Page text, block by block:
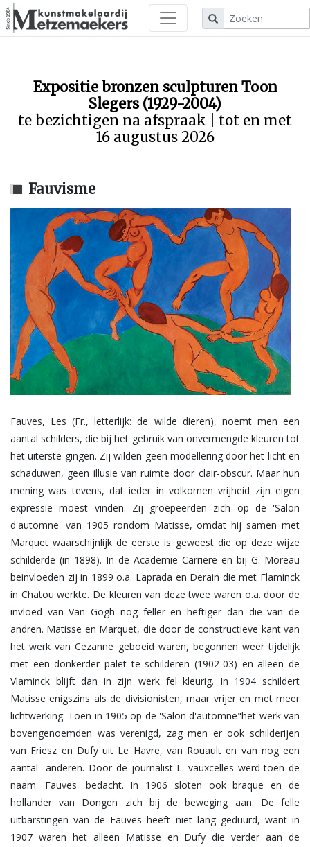
Expositie bronzen sculpturen Toon
Slegers (1929-2004)
te bezichtigen na afspraak | tot en met
16 augustus 2026
Fauvisme
Fauves, Les (Fr., letterlijk: de wilde dieren), noemt men een
aantal schilders, die bij het gebruik van onvermengde kleuren tot
het uiterste gingen. Zij wilden geen modellering door het licht en
schaduwen, geen illusie van ruimte door clair-obscur. Maar hun
mening was tevens, dat ieder in volkomen vrijheid zijn eigen
expressie moest vinden. Zij groepeerden zich op de 'Salon
d'automne' van 1905 rondom Matisse, omdat hij samen met
Marquet waarschijnlijk de eerste is geweest die op deze wijze
schilderde (in 1898). In de Academie Carriere en bij G. Moreau
beinvloeden zij in 1899 o.a. Laprada en Derain die met Flaminck
in Chatou werkte. De kleuren van deze twee waren o.a. door de
invloed van Van Gogh nog feller en heftiger dan die van de
andren. Matisse en Marquet, die door de constructieve kant van
het werk van Cezanne geboeid waren, begonnen weer tijdelijk
met een donkerder palet te schilderen (1902-03) en alleen de
Vlaminck blijft dan in zijn werk fel kleurig. In 1904 schildert
Matisse enigszins als de divisionisten, maar vrijer en met meer
lichtwerking. Toen in 1905 op de 'Salon d'automne"het werk van
bovengenoemden was verenigd, zag men er ook schilderijen
van Friesz en Dufy uit Le Havre, van Rouault en van nog een
aantal anderen. Door de journalist L. vauxcelles werd toen de
naam 'Fauves' bedacht. In 1906 sloten ook braque en de
hollander van Dongen zich bij de beweging aan. De felle
uitbarstingen van de Fauves heeft niet lang geduurd, want in
1907 waren het alleen Matisse en Dufy die verder aan de